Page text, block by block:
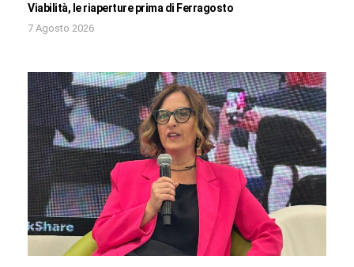
Viabilità, le riaperture prima di Ferragosto
7 Agosto 2026